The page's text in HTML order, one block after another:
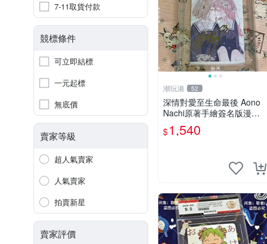
7-11取貨付款
競標條件
可立即結標
一元起標
無底價
賣家等級
超人氣賣家
人氣賣家
拍賣新星
賣家評價
潮玩港 52
深情對愛至生命最後 Aono
Nachi原著手繪簽名版漫畫
親筆簽名限定收藏 命終不渝
之戀情 漫畫珍藏品
$1,540